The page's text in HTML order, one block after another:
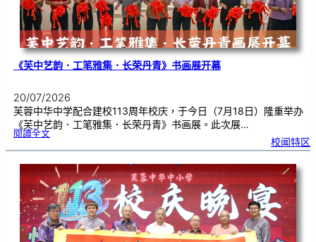
《芙中艺韵．工笔雅集．长荣丹青》书画展开幕
20/07/2026
芙蓉中华中学配合建校113周年校庆，于今日（7月18日）隆重举办
《芙中艺韵．工笔雅集．长荣丹青》书画展。此次展…
閱讀全文:《
艺
．
工
笔
雅
．
长
荣
丹
青
》
书
画
展
开
幕
校闻特区